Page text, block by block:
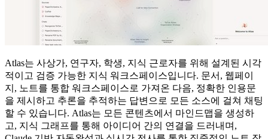
Atlas는 사상가, 연구자, 학생, 지식 근로자를 위해 설계된 시각
적이고 검증 가능한 지식 워크스페이스입니다. 문서, 웹페이
지, 노트를 통합 워크스페이스로 가져온 다음, 정확한 인용문
을 제시하고 추론을 추적하는 답변으로 모든 소스에 걸쳐 채팅
할 수 있습니다. Atlas는 모든 콘텐츠에서 마인드맵을 생성하
고, 지식 그래프를 통해 아이디어 간의 연결을 드러내며,